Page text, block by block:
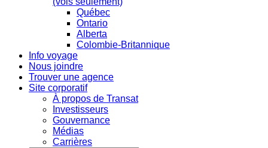
Québec
Ontario
Alberta
Colombie-Britannique
Info voyage
Nous joindre
Trouver une agence
Site corporatif
À propos de Transat
Investisseurs
Gouvernance
Médias
Carrières